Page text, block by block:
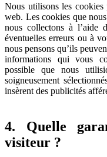
Nous utilisons les
web. Les cookies que
nous collectons à l’aide
éventuelles erreurs ou à
nous pensons qu’ils
informations qui vous
possible que nous
soigneusement
insèrent des publicités
4. Quelle
visiteur ?